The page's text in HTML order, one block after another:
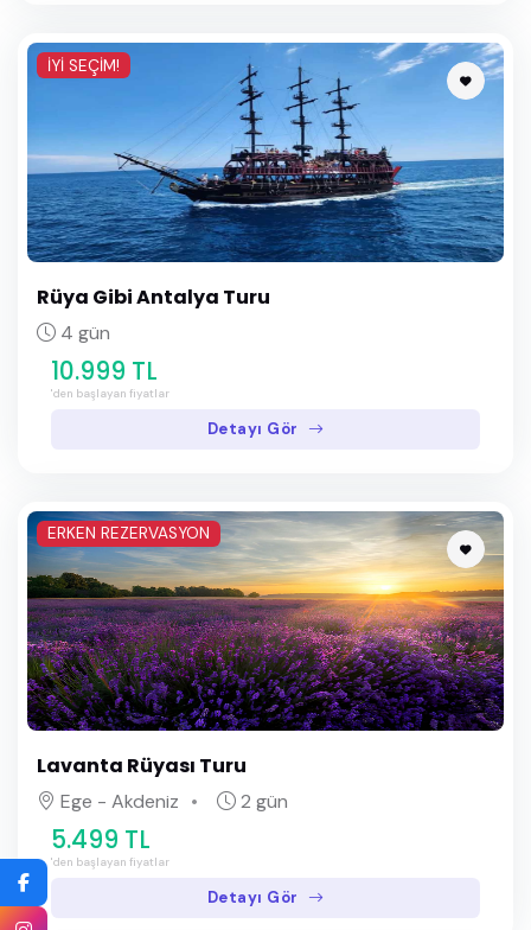
İYİ SEÇİM!
Rüya Gibi Antalya Turu
4 gün
10.999 TL
'den başlayan fiyatlar
Detayı Gör
ERKEN REZERVASYON
Lavanta Rüyası Turu
Ege - Akdeniz 2 gün
5.499 TL
'den başlayan fiyatlar
Detayı Gör